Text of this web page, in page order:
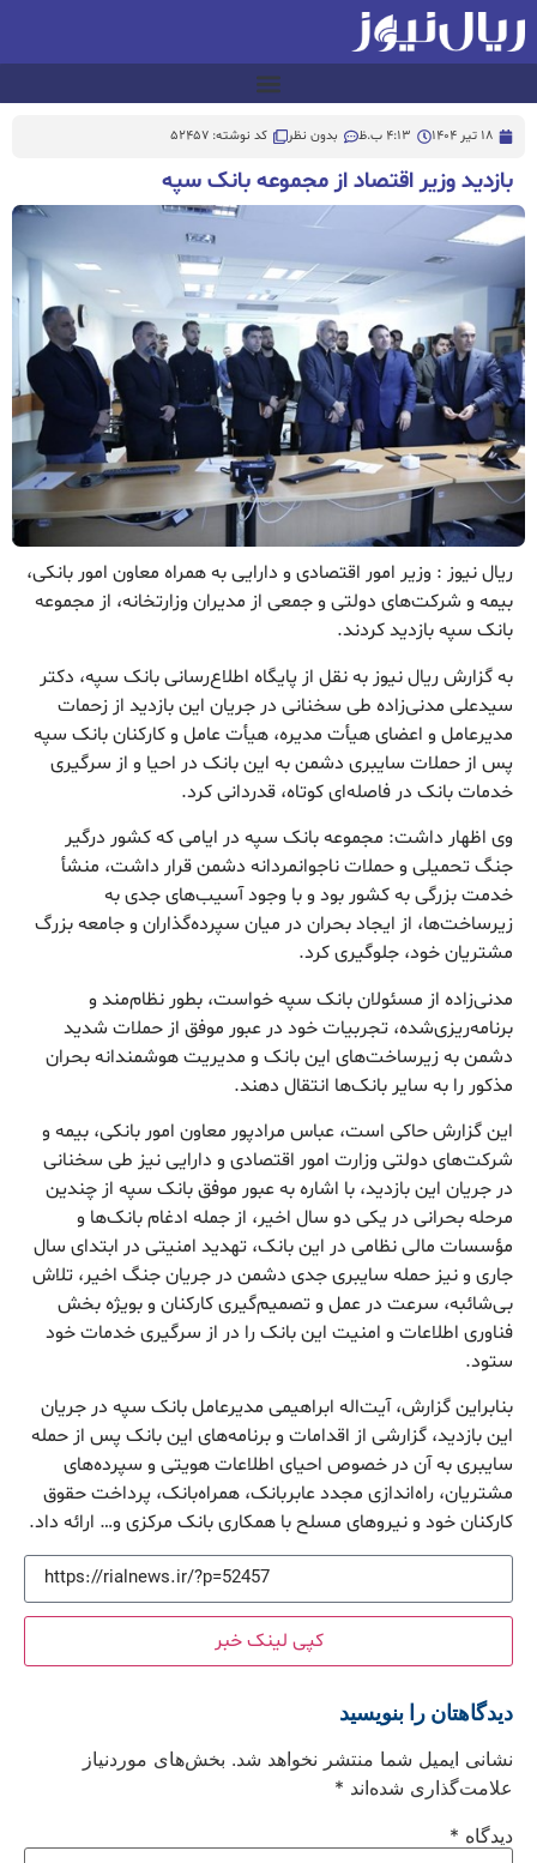
18 تیر 1404 4:13 ب.ظ بدون نظر کد نوشته: 52457
بازدید وزیر اقتصاد از مجموعه بانک سپه
ریال نیوز : وزیر امور اقتصادی و دارایی به همراه معاون امور بانکی،
بیمه و شرکت‌های دولتی و جمعی از مدیران وزارتخانه، از مجموعه
بانک سپه بازدید کردند.
به گزارش ریال نیوز به نقل از پایگاه اطلاع‌رسانی بانک سپه، دکتر
سیدعلی مدنی‌زاده طی سخنانی در جریان این بازدید از زحمات
مدیرعامل و اعضای هیأت مدیره، هیأت عامل و کارکنان بانک سپه
پس از حملات سایبری دشمن به این بانک در احیا و از سرگیری
خدمات بانک در فاصله‌ای کوتاه، قدردانی کرد.
وی اظهار داشت: مجموعه بانک سپه در ایامی که کشور درگیر
جنگ تحمیلی و حملات ناجوانمردانه دشمن قرار داشت، منشأ
خدمت بزرگی به کشور بود و با وجود آسیب‌های جدی به
زیرساخت‌ها، از ایجاد بحران در میان سپرده‌‌گذاران و جامعه بزرگ
مشتریان خود، جلوگیری کرد.
مدنی‌زاده از مسئولان بانک سپه خواست، بطور نظام‌مند و
برنامه‌ریزی‌شده، تجربیات خود در عبور موفق از حملات شدید
دشمن به زیرساخت‌های این بانک و مدیریت هوشمندانه بحران
مذکور را به سایر بانک‌ها انتقال دهند.
این گزارش حاکی است، عباس مرادپور معاون امور بانکی، بیمه و
شرکت‌های دولتی وزارت امور اقتصادی و دارایی نیز طی سخنانی
در جریان این بازدید، با اشاره به عبور موفق بانک سپه از چندین
مرحله بحرانی در یکی دو سال اخیر، از جمله ادغام بانک‌ها و
مؤسسات مالی نظامی در این بانک، تهدید امنیتی در ابتدای سال
جاری و نیز حمله سایبری جدی دشمن در جریان جنگ اخیر، تلاش
بی‌شائبه، سرعت در عمل و تصمیم‌گیری کارکنان و بویژه بخش
فناوری اطلاعات و امنیت این بانک را در از سرگیری خدمات خود
ستود.
بنابراین گزارش، آیت‌اله ابراهیمی مدیرعامل بانک سپه در جریان
این بازدید، گزارشی از اقدامات و برنامه‌های این بانک پس از حمله
سایبری به آن در خصوص احیای اطلاعات هویتی و سپرده‌های
مشتریان، راه‌اندازی مجدد عابربانک، همراه‌بانک، پرداخت حقوق
کارکنان خود و نیروهای مسلح با همکاری بانک مرکزی و… ارائه داد.
کپی لینک خبر
دیدگاهتان را بنویسید
نشانی ایمیل شما منتشر نخواهد شد. بخش‌های موردنیاز
علامت‌گذاری شده‌اند *
دیدگاه *